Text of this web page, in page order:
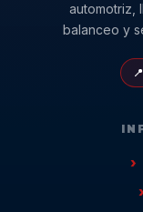
automotriz,
balanceo y